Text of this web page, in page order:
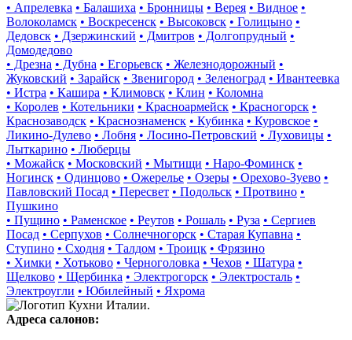
• Апрелевка • Балашиха • Бронницы • Верея • Видное •
Волоколамск • Воскресенск • Высоковск • Голицыно •
Дедовск • Дзержинский • Дмитров • Долгопрудный •
Домодедово
• Дрезна • Дубна • Егорьевск • Железнодорожный •
Жуковский • Зарайск • Звенигород • Зеленоград • Ивантеевка
• Истра • Кашира • Климовск • Клин • Коломна
• Королев • Котельники • Красноармейск • Красногорск •
Краснозаводск • Краснознаменск • Кубинка • Куровское •
Ликино-Дулево • Лобня • Лосино-Петровский • Луховицы •
Лыткарино • Люберцы
• Можайск • Московский • Мытищи • Наро-Фоминск •
Ногинск • Одинцово • Ожерелье • Озеры • Орехово-Зуево •
Павловский Посад • Пересвет • Подольск • Протвино •
Пушкино
• Пущино • Раменское • Реутов • Рошаль • Руза • Сергиев
Посад • Серпухов • Солнечногорск • Старая Купавна •
Ступино • Сходня • Талдом • Троицк • Фрязино
• Химки • Хотьково • Черноголовка • Чехов • Шатура •
Щелково • Щербинка • Электрогорск • Электросталь •
Электроугли • Юбилейный • Яхрома
Адреса салонов: